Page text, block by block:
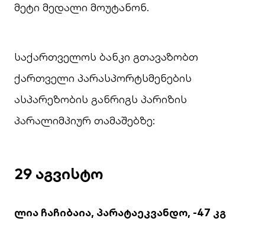
მეტი მედალი მოუტანონ.
საქართველოს ბანკი გთავაზობთ
ქართველი პარასპორტსმენების
ასპარეზობის განრიგს პარიზის
პარალიმპიურ თამაშებზე:
29 აგვისტო
ლია ჩაჩიბაია, პარატაეკვანდო, -47 კგ